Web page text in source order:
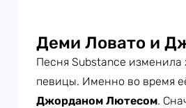
Деми Ловато и
Песня Substance изменила
певицы. Именно во время
Джорданом Лютесом.